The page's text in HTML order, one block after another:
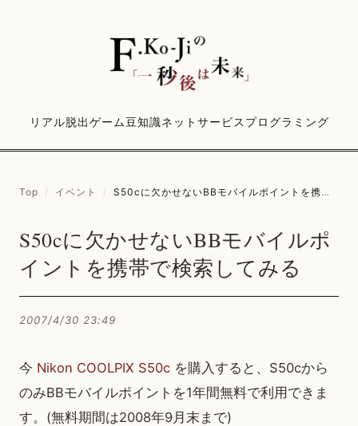
リアル脱出ゲーム豆知識ネットサービス プログラミング
Top / イベント / S50cに欠かせないBBモバイルポイントを携帯で検索してみる
S50cに欠かせないBBモバイルポ
イントを携帯で検索してみる
2007/4/30 23:49
今 Nikon COOLPIX S50c を購入すると、S50cから
のみBBモバイルポイントを1年間無料で利用できま
す。(無料期間は2008年9月末まで)